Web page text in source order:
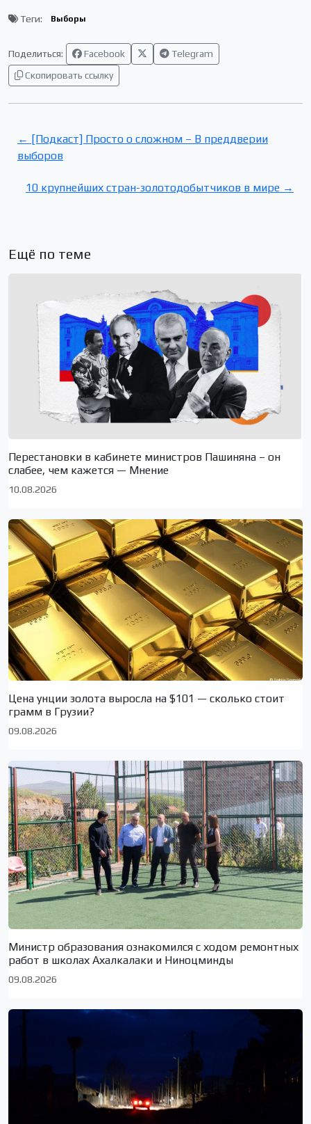
Теги: Выборы
Поделиться: Facebook
Telegram
Скопировать ссылку
← [Подкаст] Просто о сложном – В преддверии
выборов
10 крупнейших стран-золотодобытчиков в мире →
Ещё по теме
Перестановки в кабинете министров Пашиняна – он
слабее, чем кажется — Мнение
10.08.2026
Цена унции золота выросла на $101 — сколько стоит
грамм в Грузии?
09.08.2026
Министр образования ознакомился с ходом ремонтных
работ в школах Ахалкалаки и Ниноцминды
09.08.2026